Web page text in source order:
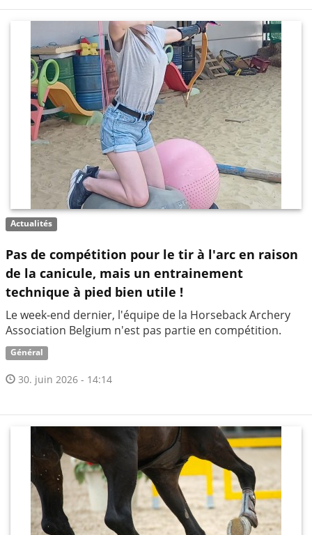
Actualités
Pas de compétition pour le tir à l'arc en raison
de la canicule, mais un entrainement
technique à pied bien utile !
Le week-end dernier, l'équipe de la Horseback Archery
Association Belgium n'est pas partie en compétition.
Général
30. juin 2026 - 14:14